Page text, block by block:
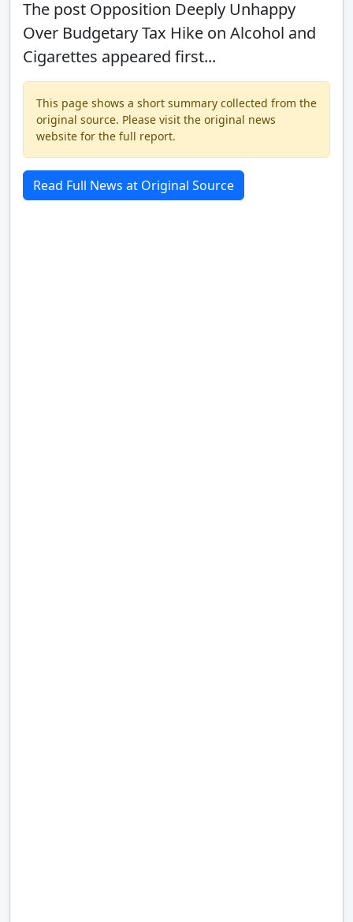
The post Opposition Deeply Unhappy
Over Budgetary Tax Hike on Alcohol and
Cigarettes appeared first...
This page shows a short summary collected from the
original source. Please visit the original news
website for the full report.
Read Full News at Original Source